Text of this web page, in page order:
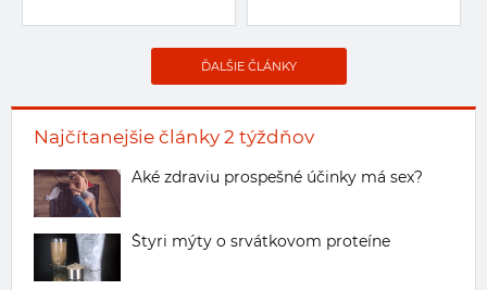
Najčítanejšie články 2 týždňov
Aké zdraviu prospešné účinky má sex?
Štyri mýty o srvátkovom proteíne
ĎALŠIE ČLÁNKY